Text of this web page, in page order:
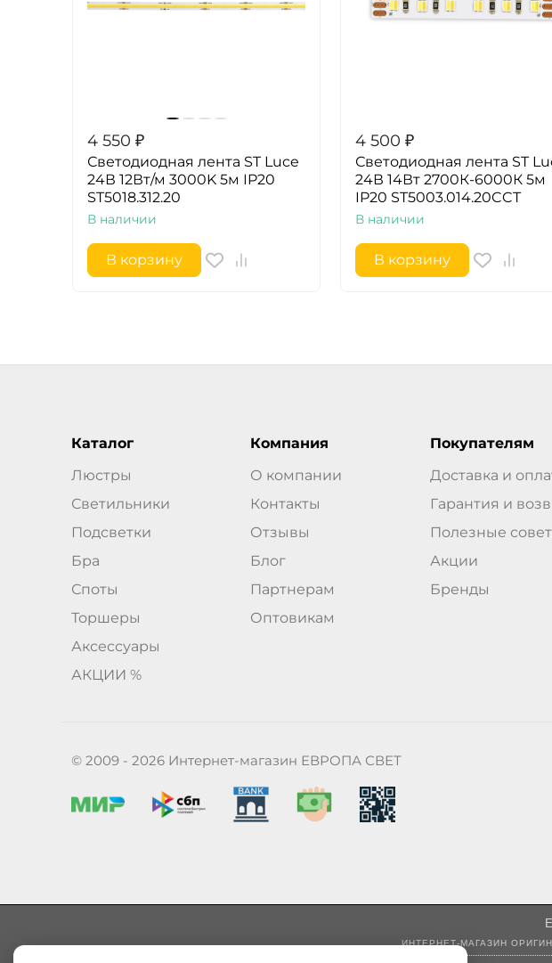
4 550 ₽
Светодиодная лента ST Luce
24В 12Вт/м 3000K 5м IP20
ST5018.312.20
В наличии
В корзину
4 500 ₽
Светодиодная лента ST
24В 14Вт 2700К-6000К 5м
IP20 ST5003.014.20CCT
В наличии
В корзину
Каталог
Люстры
Светильники
Подсветки
Бра
Споты
Торшеры
Аксессуары
АКЦИИ %
Компания
О компании
Контакты
Отзывы
Блог
Партнерам
Оптовикам
Покупателям
Доставка и
Гарантия и
Полезные
Акции
Бренды
© 2009 - 2026 Интернет-магазин ЕВРОПА СВЕТ
ИНТЕРНЕТ-МАГАЗИН